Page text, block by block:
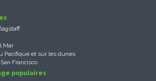
Mar
Pacifique et sur les dunes
Francisco
populaires